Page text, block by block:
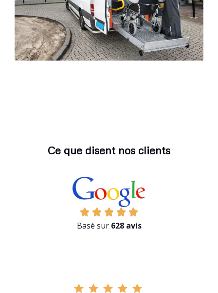
Ce que disent nos clients
Basé sur 628 avis